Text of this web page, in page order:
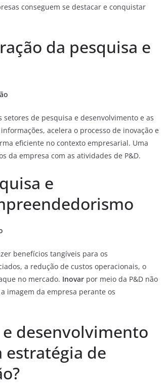
conseguem se destacar e conquistar
da pesquisa e
de pesquisa e desenvolvimento e as
acelera o processo de inovação e
eficiente no contexto empresarial. Uma
da empresa com as atividades de P&D.
e
benefícios tangíveis para os
a redução de custos operacionais, o
no mercado. Inovar por meio da P&D não
imagem da empresa perante os
desenvolvimento
estratégia de